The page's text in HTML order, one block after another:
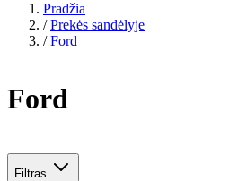
Pradžia
/ Prekės sandėlyje
/ Ford
Ford
Filtras